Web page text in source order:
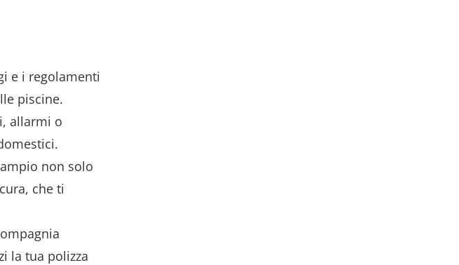
e i regolamenti
piscine.
allarmi o
non solo
che ti
la tua polizza